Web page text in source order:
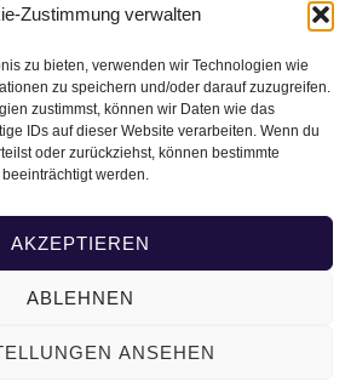
Zustimmung verwalten
zu bieten, verwenden wir Technologien wie
zu speichern und/oder darauf zuzugreifen.
zustimmst, können wir Daten wie das
IDs auf dieser Website verarbeiten. Wenn du
oder zurückziehst, können bestimmte
werden.
AKZEPTIEREN
ABLEHNEN
ANSEHEN